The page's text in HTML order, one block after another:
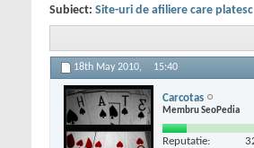
Subiect: Site-uri de afiliere care platesc
18th May 2010, 15:40
Carcotas
Membru SeoPedia
Reputatie: